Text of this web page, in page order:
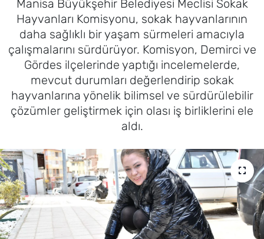
Manisa Büyükşehir Belediyesi Meclisi Sokak
Hayvanları Komisyonu, sokak hayvanlarının
daha sağlıklı bir yaşam sürmeleri amacıyla
çalışmalarını sürdürüyor. Komisyon, Demirci ve
Gördes ilçelerinde yaptığı incelemelerde,
mevcut durumları değerlendirip sokak
hayvanlarına yönelik bilimsel ve sürdürülebilir
çözümler geliştirmek için olası iş birliklerini ele
aldı.
EĞİTİM
SAĞLIK
YAŞAM
MAGAZİN
Tüm Manşetler
Son Dakika Haberleri
Haber Arşivi